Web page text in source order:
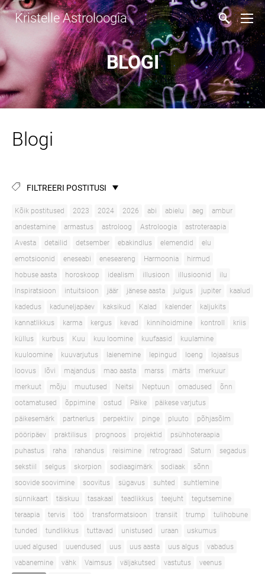
Kristelle Astroloogia
BLOGI
Blogi
FILTREERI POSTITUSI
Kõik postitused 2023 2024 2026 abi abielu aeg
ambur
andestamine
armastus astroloog Astroloogia
astroteraapia
Avesta
detailid detsember ebakindlus elemendid
elu
emotsioonid
eneseabi eneseareng Harmoonia
hirmud
hobuse aasta
horoskoop idealism illusioon illusioonid
ilu
Inspiratsioon
intuitsioon jäär jänese aasta julgus jupiter
kaalud
kadedus
kaduneljapäev kaksikud Kalad kalender
kaljukits
kannatlikkus
karma kergus kevad kinnihoidmine kontroll
kriis
küllus
kurbus Kuu kuu loomine kuufaasid
kuulamine
kuuloomine
kuuvarjutus laienemine lepingud loeng
lojaalsus
loovus
lõvi majandus mao aasta marss märts
merkuur
merkuut
mõju muutused Neitsi Neptuun omadused
õnn
ootamatused
õppimine ostud Päike
päikese varjutus
päikesemärk
partnerlus perpektiiv pinge pluuto
põhjasõlm
pööripäev
praktilisus prognoos projektid
psühhoteraapia
puhastus
raha rahandus reisimine retrograad Saturn
segadus
sekstiil
selgus skorpion sodiaagimärk sodiaak
sõnn
soovide soovimine
soovitus sügavus suhted
suhtlemine
sünnikaart
täiskuu tasakaal teadlikkus teejuht
tegutsemine
teraapia
tervis töö transformatsioon transiit trump
tulihobune
tunded
tundlikkus tuttavad unistused uraan
uskumus
uued algused
uuendused uus uus aasta uus algus
vabadus
vabanemine
vähk Vaimsus väljakutsed vastutus
veenus